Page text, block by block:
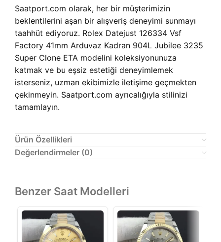
Saatport.com olarak, her bir müşterimizin
beklentilerini aşan bir alışveriş deneyimi sunmayı
taahhüt ediyoruz. Rolex Datejust 126334 Vsf
Factory 41mm Arduvaz Kadran 904L Jubilee 3235
Super Clone ETA modelini koleksiyonunuza
katmak ve bu eşsiz estetiği deneyimlemek
isterseniz, uzman ekibimizle iletişime geçmekten
çekinmeyin. Saatport.com ayrıcalığıyla stilinizi
tamamlayın.
Ürün Özellikleri
Değerlendirmeler (0)
Benzer Saat Modelleri